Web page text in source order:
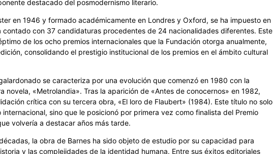
destacado del posmodernismo literario.
en 1946 y formado académicamente en Londres y Oxford, se ha impuesto en
contado con 37 candidaturas procedentes de 24 nacionalidades diferentes. Este
de los ocho premios internacionales que la Fundación otorga anualmente,
consolidando el prestigio institucional de los premios en el ámbito cultural
se caracteriza por una evolución que comenzó en 1980 con la
novela, «Metrolandia». Tras la aparición de «Antes de conocernos» en 1982,
crítica con su tercera obra, «El loro de Flaubert» (1984). Este título no solo
sino que le posicionó por primera vez como finalista del Premio
volvería a destacar años más tarde.
la obra de Barnes ha sido objeto de estudio por su capacidad para
y las complejidades de la identidad humana. Entre sus éxitos editoriales